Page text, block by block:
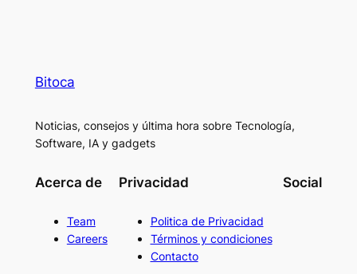
Bitoca
Noticias, consejos y última hora sobre Tecnología,
Software, IA y gadgets
Acerca de
Team
Careers
Privacidad
Politica de Privacidad
Términos y condiciones
Contacto
Social